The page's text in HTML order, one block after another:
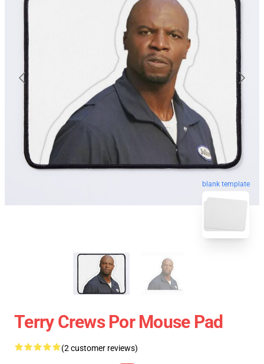
blank template
Terry Crews Por Mouse Pad
(2 customer reviews)